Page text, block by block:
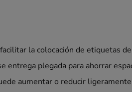
la colocación de etiquetas
entrega plegada para ahorrar
aumentar o reducir